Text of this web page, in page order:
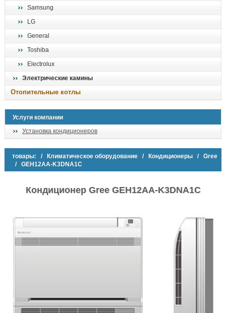
Samsung
LG
General
Toshiba
Electrolux
Электрические камины
Отопительные котлы
Услуги компании
Установка кондиционеров
товары: / Климатическое оборудование / Кондиционеры / Gree
/ GEH12AA-K3DNA1C
Кондиционер Gree GEH12AA-K3DNA1C